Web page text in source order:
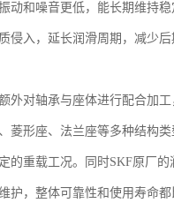
动和噪音更低，能长期维持
侵入，延长润滑周期，减少
外对轴承与座体进行配合加
菱形座、法兰座等多种结构
的重载工况。同时SKF原厂
护，整体可靠性和使用寿命都